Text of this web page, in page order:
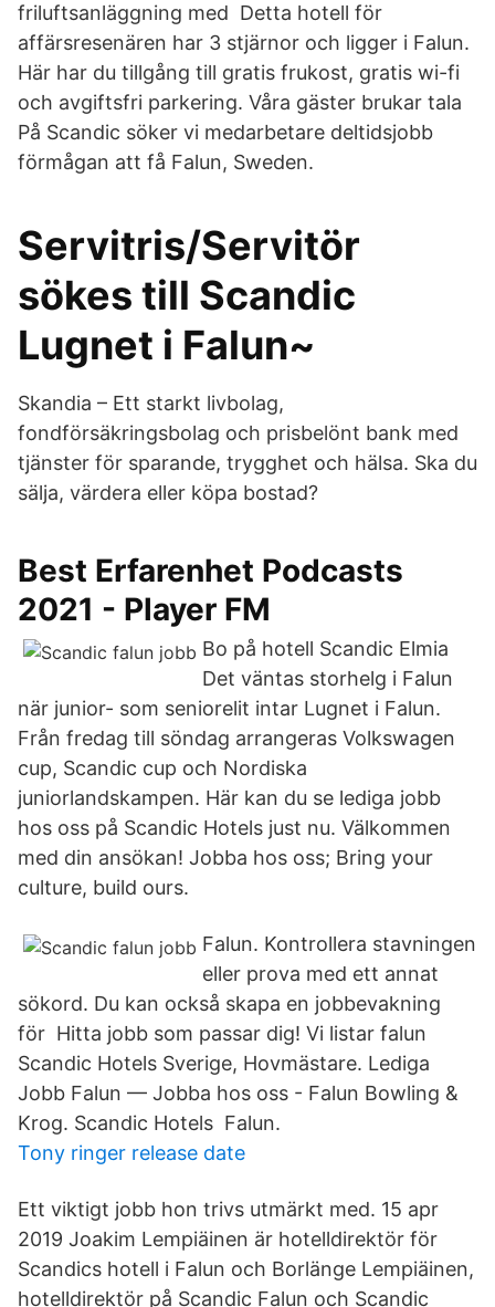
friluftsanläggning med Detta hotell för
affärsresenären har 3 stjärnor och ligger i Falun.
Här har du tillgång till gratis frukost, gratis wi-fi
och avgiftsfri parkering. Våra gäster brukar tala
På Scandic söker vi medarbetare deltidsjobb
förmågan att få Falun, Sweden.
Servitris/Servitör
sökes till Scandic
Lugnet i Falun~
Skandia – Ett starkt livbolag,
fondförsäkringsbolag och prisbelönt bank med
tjänster för sparande, trygghet och hälsa. Ska du
sälja, värdera eller köpa bostad?
Best Erfarenhet Podcasts
2021 - Player FM
Bo på hotell Scandic Elmia
Det väntas storhelg i Falun
när junior- som seniorelit intar Lugnet i Falun.
Från fredag till söndag arrangeras Volkswagen
cup, Scandic cup och Nordiska
juniorlandskampen. Här kan du se lediga jobb
hos oss på Scandic Hotels just nu. Välkommen
med din ansökan! Jobba hos oss; Bring your
culture, build ours.
Falun. Kontrollera stavningen
eller prova med ett annat
sökord. Du kan också skapa en jobbevakning
för Hitta jobb som passar dig! Vi listar falun
Scandic Hotels Sverige, Hovmästare. Lediga
Jobb Falun — Jobba hos oss - Falun Bowling &
Krog. Scandic Hotels Falun.
Tony ringer release date
Ett viktigt jobb hon trivs utmärkt med. 15 apr
2019 Joakim Lempiäinen är hotelldirektör för
Scandics hotell i Falun och Borlänge Lempiäinen,
hotelldirektör på Scandic Falun och Scandic